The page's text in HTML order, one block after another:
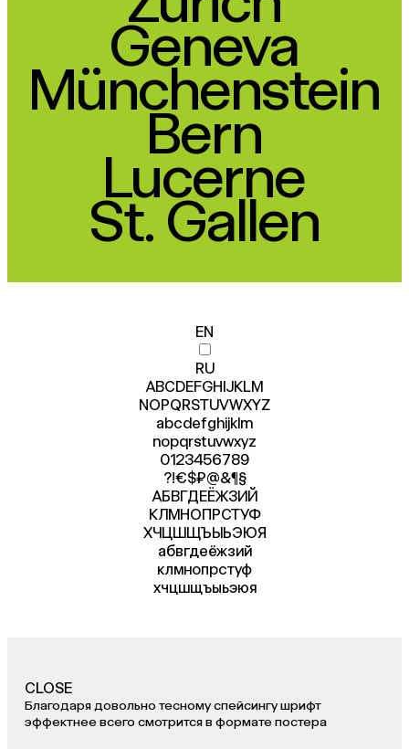
Geneva
Münchenstein
Bern
Lucerne
St. Gallen
EN
RU
ABCDEFGHIJKLM
NOPQRSTUVWXYZ
abcdefghijklm
nopqrstuvwxyz
0123456789
?!€$₽@&¶§
АБВГДЕЁЖЗИЙ
КЛМНОПРСТУФ
ХЧЦШЩЪЫЬЭЮЯ
абвгдеёжзий
клмнопрстуф
хчцшщъыьэюя
CLOSE
Благодаря довольно тесному спейсингу шрифт
эффектнее всего смотрится в формате постера